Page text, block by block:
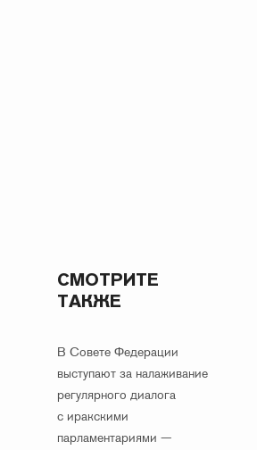
СМОТРИТЕ
ТАКЖЕ
В Совете Федерации
выступают за налаживание
регулярного диалога
с иракскими
парламентариями —